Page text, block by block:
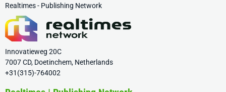
Realtimes - Publishing Network
Innovatieweg 20C
7007 CD, Doetinchem, Netherlands
+31(315)-764002